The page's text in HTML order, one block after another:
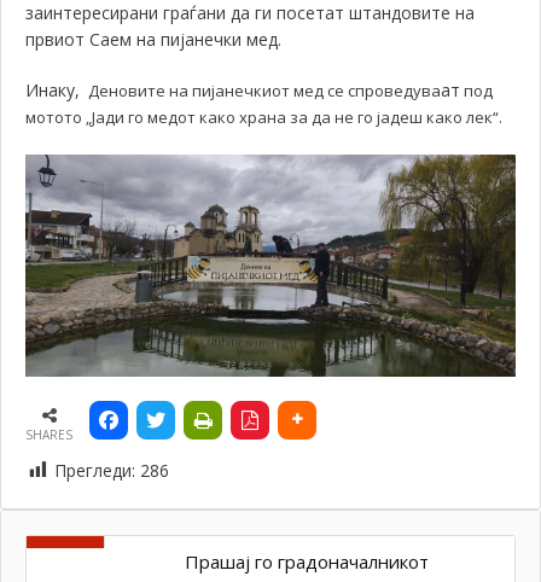
заинтересирани граѓани да ги посетат штандовите на
првиот Саем на пијанечки мед.
Инаку, Деновите на пијанечкиот мед се спроведуваат под
мотото „Јади го медот како храна за да не го јадеш како лек“.
SHARES
Прегледи: 286
Прашај го градоначалникот